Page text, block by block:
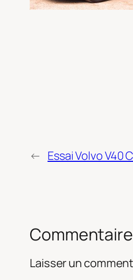
← Essai Volvo V40
Laisser un